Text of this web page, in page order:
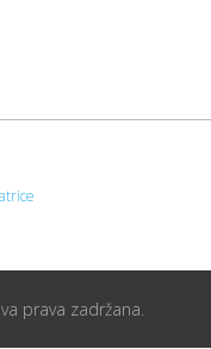
prava zadržana.